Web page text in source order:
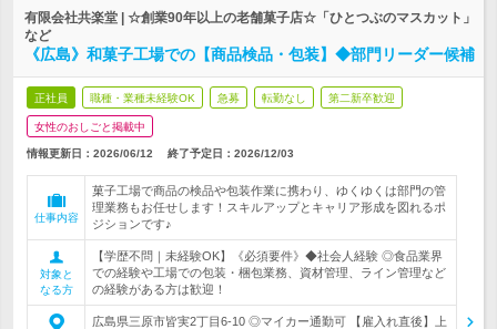
有限会社共楽堂 | ☆創業90年以上の老舗菓子店☆「ひとつぶのマスカット」
など
《広島》和菓子工場での【商品検品・包装】◆部門リーダー候補
正社員 職種・業種未経験OK 急募 転勤なし 第二新卒歓迎
女性のおしごと掲載中
情報更新日：2026/06/12 終了予定日： 2026/12/03
仕事内容
菓子工場で商品の検品や包装作業に携わり、ゆくゆくは部門の管
理業務もお任せします！スキルアップとキャリア形成を図れるポ
ジションです♪
対象と
なる方
【学歴不問｜未経験OK】《必須要件》◆社会人経験 ◎食品業界
での経験や工場での包装・梱包業務、資材管理、ライン管理など
の経験がある方は歓迎！
広島県三原市皆実2丁目6-10 ◎マイカー通勤可 【雇入れ直後】上